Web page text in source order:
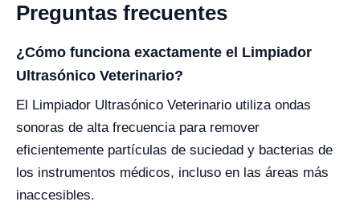
Preguntas frecuentes
¿Cómo funciona exactamente el Limpiador
Ultrasónico Veterinario?
El Limpiador Ultrasónico Veterinario utiliza ondas
sonoras de alta frecuencia para remover
eficientemente partículas de suciedad y bacterias de
los instrumentos médicos, incluso en las áreas más
inaccesibles.